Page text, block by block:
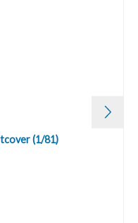
(1/81)